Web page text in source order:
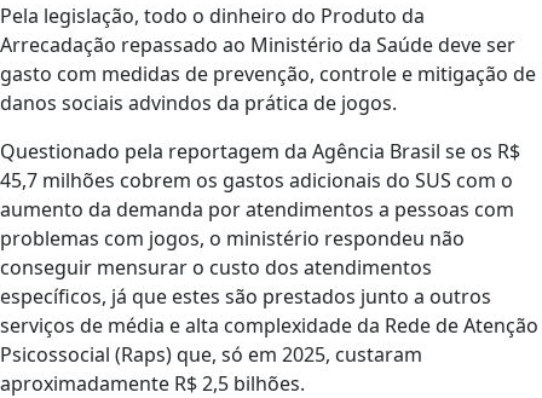
Pela legislação, todo o dinheiro do Produto da
Arrecadação repassado ao Ministério da Saúde deve ser
gasto com medidas de prevenção, controle e mitigação de
danos sociais advindos da prática de jogos.
Questionado pela reportagem da Agência Brasil se os R$
45,7 milhões cobrem os gastos adicionais do SUS com o
aumento da demanda por atendimentos a pessoas com
problemas com jogos, o ministério respondeu não
conseguir mensurar o custo dos atendimentos
específicos, já que estes são prestados junto a outros
serviços de média e alta complexidade da Rede de Atenção
Psicossocial (Raps) que, só em 2025, custaram
aproximadamente R$ 2,5 bilhões.